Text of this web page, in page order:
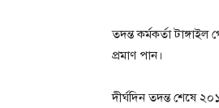
তদন্ত কর্মকর্তা
প্রমাণ পান।
দীর্ঘদিন তদন্ত শেষে